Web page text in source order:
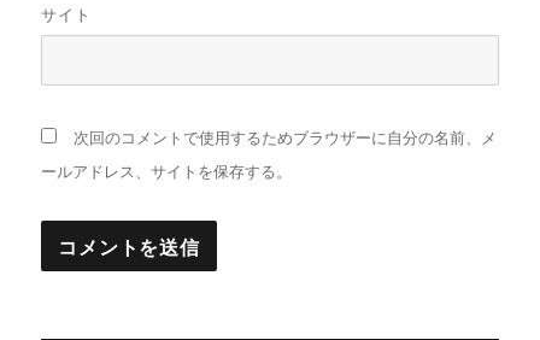
サイト
次回のコメントで使用するためブラウザーに自分の名前、メ
ールアドレス、サイトを保存する。